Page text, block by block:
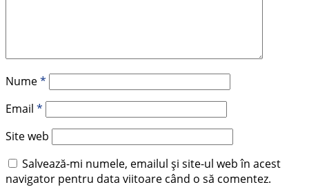
Nume*
Email *
Site web
Salvează-mi numele, emailul și site-ul web în acest
navigator pentru data viitoare când o să comentez.